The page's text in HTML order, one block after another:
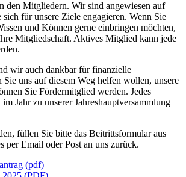
den Mitgliedern. Wir sind angewiesen auf
für unsere Ziele engagieren. Wenn Sie
und Können gerne einbringen möchten,
Mitgliedschaft. Aktives Mitglied kann jede
wir auch dankbar für finanzielle
Sie uns auf diesem Weg helfen wollen, unsere
Sie Fördermitglied werden. Jedes
Jahr zu unserer Jahreshauptversammlung
füllen Sie bitte das Beitrittsformular aus
per Email oder Post an uns zurück.
(pdf)